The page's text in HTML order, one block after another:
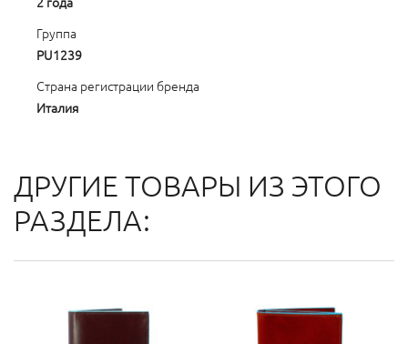
Группа
PU1239
Страна регистрации бренда
Италия
ДРУГИЕ ТОВАРЫ ИЗ ЭТОГО
РАЗДЕЛА: